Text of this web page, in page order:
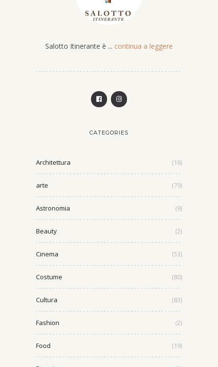
Salotto Itinerante è ... continua a leggere
CATEGORIES
Architettura (16)
arte (79)
Astronomia (9)
Beauty (2)
Cinema (53)
Costume (80)
Cultura (83)
Fashion (2)
Food (19)